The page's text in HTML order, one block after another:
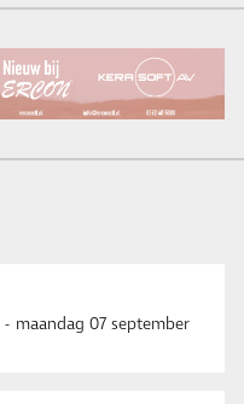
- maandag 07 september